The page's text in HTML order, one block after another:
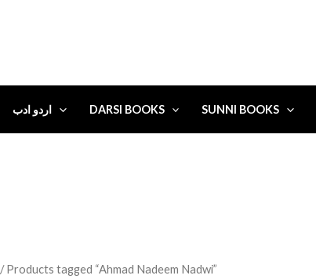
اردو ادب DARSI BOOKS SUNNI BOOKS
/ Products tagged “Ahmad Nadeem Nadwi”